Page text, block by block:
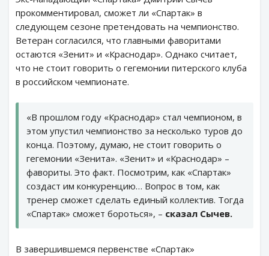
прокомментировал, сможет ли «Спартак» в
следующем сезоне претендовать на чемпионство.
Ветеран согласился, что главными фаворитами
остаются «Зенит» и «Краснодар». Однако считает,
что не стоит говорить о гегемонии питерского клуба
в российском чемпионате.
«В прошлом году «Краснодар» стал чемпионом, в
этом упустил чемпионство за несколько туров до
конца. Поэтому, думаю, не стоит говорить о
гегемонии «Зенита». «Зенит» и «Краснодар» –
фавориты. Это факт. Посмотрим, как «Спартак»
создаст им конкуренцию… Вопрос в том, как
тренер сможет сделать единый коллектив. Тогда
«Спартак» сможет бороться», – сказал Сычев.
В завершившемся первенстве «Спартак»